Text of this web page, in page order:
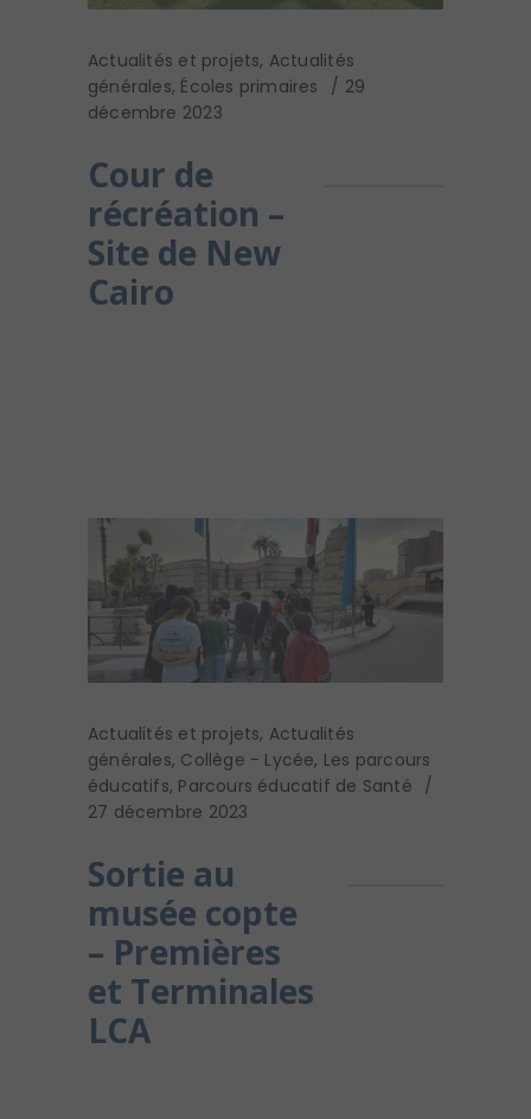
Actualités et projets, Actualités
générales, Écoles primaires
29
décembre 2023
Cour de
récréation –
Site de New
Cairo
Actualités et projets, Actualités
générales, Collège - Lycée, Les parcours
éducatifs, Parcours éducatif de Santé
27 décembre 2023
Sortie au
musée copte
– Premières
et Terminales
LCA